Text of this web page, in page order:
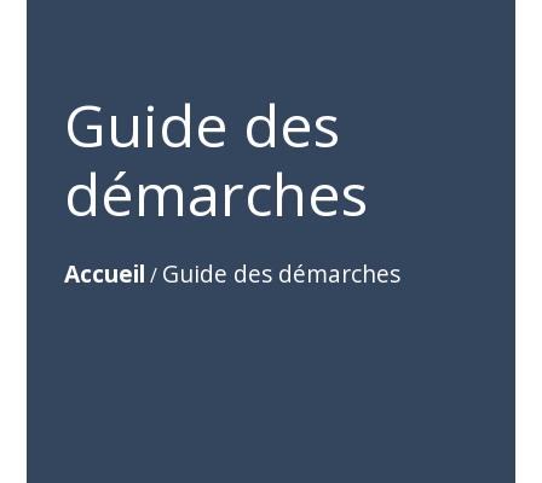
Guide des
démarches
Accueil / Guide des démarches